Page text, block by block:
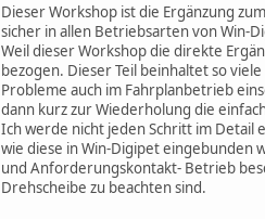
Dieser Workshop ist die Ergänzung
sicher in allen Betriebsarten von Win-
Weil dieser Workshop die direkte
bezogen. Dieser Teil beinhaltet so
Probleme auch im Fahrplanbetrieb
dann kurz zur Wiederholung die
Ich werde nicht jeden Schritt im Detail
wie diese in Win-Digipet eingebunden
und Anforderungskontakt- Betrieb
Drehscheibe zu beachten sind.